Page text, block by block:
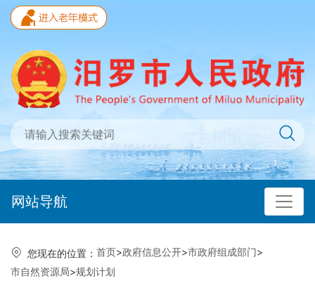
网站导航
您现在的位置： 首页>政府信息公开>市政府组成部门>
市自然资源局>规划计划